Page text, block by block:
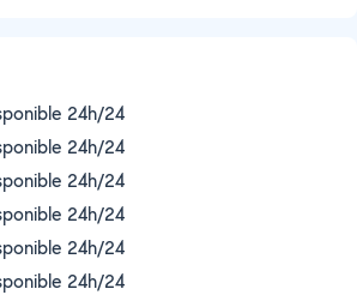
24h/24
24h/24
24h/24
24h/24
24h/24
24h/24